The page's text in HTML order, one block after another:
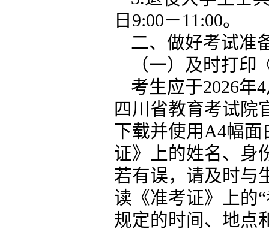
日9:00－11:00。
二、做好考试准
（一）及时打印
考生应于2026年
四川省教育考试院
下载并使用A4幅
证》上的姓名、身
若有误，请及时与
读《准考证》上的
规定的时间、地点